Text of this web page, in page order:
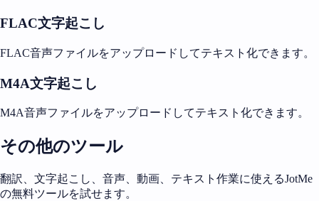
FLAC文字起こし
FLAC音声ファイルをアップロードしてテキスト化できます。
M4A文字起こし
M4A音声ファイルをアップロードしてテキスト化できます。
その他のツール
翻訳、文字起こし、音声、動画、テキスト作業に使えるJotMe
の無料ツールを試せます。